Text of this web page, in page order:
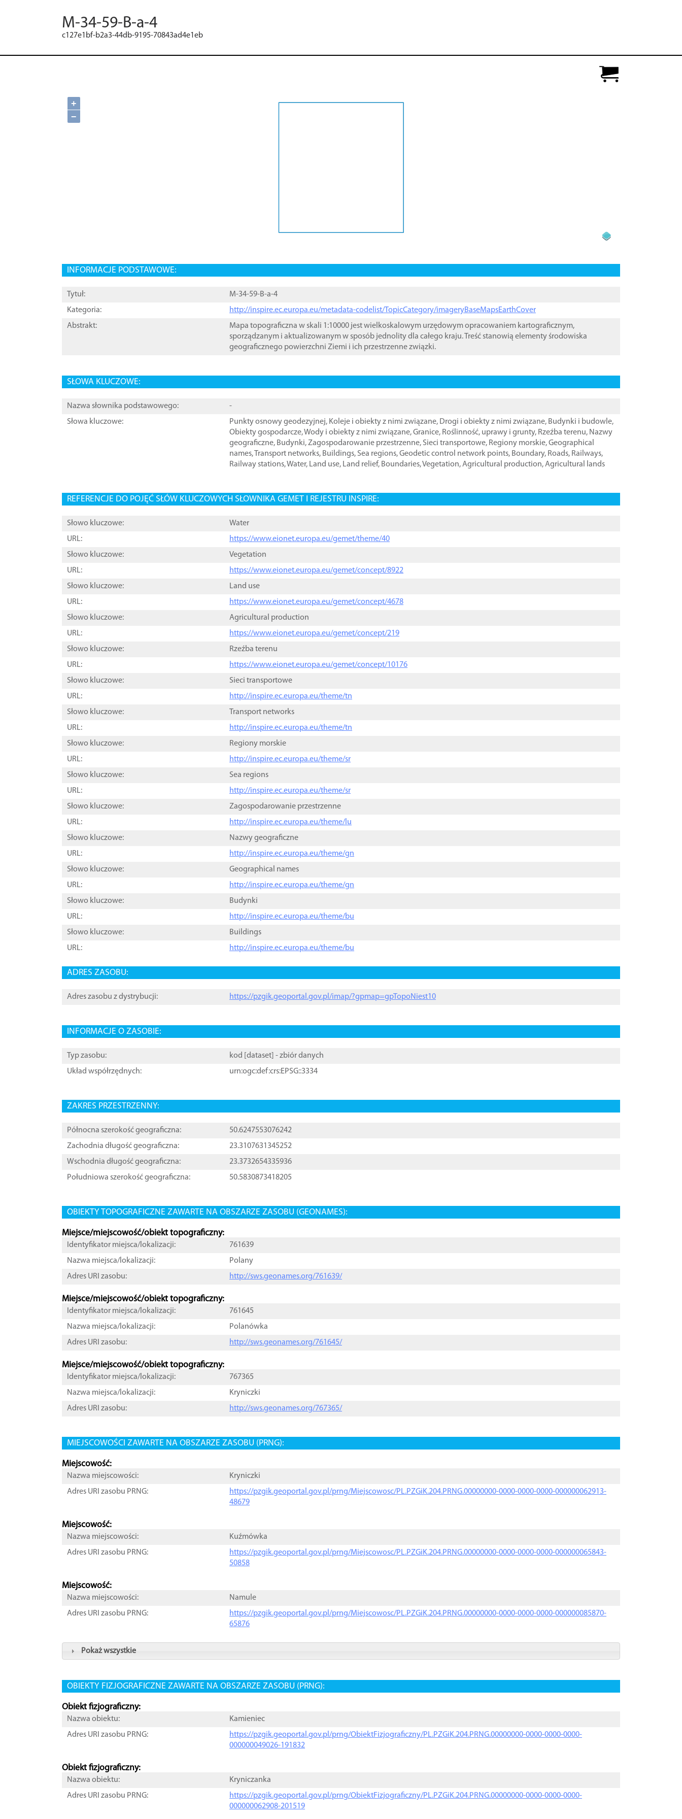
M-34-59-B-a-4
c127e1bf-b2a3-44db-9195-70843ad4e1eb
+
−
INFORMACJE PODSTAWOWE:
Tytuł:
M-34-59-B-a-4
Kategoria:
http://inspire.ec.europa.eu/metadata-codelist/TopicCategory/imageryBaseMapsEarthCover
Abstrakt:
Mapa topograficzna w skali 1:10000 jest wielkoskalowym urzędowym opracowaniem kartograficznym,
sporządzanym i aktualizowanym w sposób jednolity dla całego kraju. Treść stanowią elementy środowiska
geograficznego powierzchni Ziemi i ich przestrzenne związki.
SŁOWA KLUCZOWE:
Nazwa słownika podstawowego:
-
Słowa kluczowe:
Punkty osnowy geodezyjnej, Koleje i obiekty z nimi związane, Drogi i obiekty z nimi związane, Budynki i budowle,
Obiekty gospodarcze,Wody i obiekty z nimi związane,Granice, Roślinność, uprawy i grunty, Rzeźba terenu, Nazwy
geograficzne, Budynki,Zagospodarowanie przestrzenne, Sieci transportowe, Regiony morskie,Geographical
names,Transport networks, Buildings, Sea regions,Geodetic control network points, Boundary, Roads, Railways,
Railway stations,Water, Land use, Land relief, Boundaries,Vegetation,Agricultural production,Agricultural lands
REFERENCJE DO POJĘĆ SŁÓW KLUCZOWYCH SŁOWNIKA GEMET I REJESTRU INSPIRE:
Słowo kluczowe:
Water
URL:
https://www.eionet.europa.eu/gemet/theme/40
Słowo kluczowe:
Vegetation
URL:
https://www.eionet.europa.eu/gemet/concept/8922
Słowo kluczowe:
Land use
URL:
https://www.eionet.europa.eu/gemet/concept/4678
Słowo kluczowe:
Agricultural production
URL:
https://www.eionet.europa.eu/gemet/concept/219
Słowo kluczowe:
Rzeźba terenu
URL:
https://www.eionet.europa.eu/gemet/concept/10176
Słowo kluczowe:
Sieci transportowe
URL:
http://inspire.ec.europa.eu/theme/tn
Słowo kluczowe:
Transport networks
URL:
http://inspire.ec.europa.eu/theme/tn
Słowo kluczowe:
Regiony morskie
URL:
http://inspire.ec.europa.eu/theme/sr
Słowo kluczowe:
Sea regions
URL:
http://inspire.ec.europa.eu/theme/sr
Słowo kluczowe:
Zagospodarowanie przestrzenne
URL:
http://inspire.ec.europa.eu/theme/lu
Słowo kluczowe:
Nazwy geograficzne
URL:
http://inspire.ec.europa.eu/theme/gn
Słowo kluczowe:
Geographical names
URL:
http://inspire.ec.europa.eu/theme/gn
Słowo kluczowe:
Budynki
URL:
http://inspire.ec.europa.eu/theme/bu
Słowo kluczowe:
Buildings
URL:
http://inspire.ec.europa.eu/theme/bu
ADRES ZASOBU:
Adres zasobu z dystrybucji: https://pzgik.geoportal.gov.pl/imap/?gpmap=gpTopoNiest10
INFORMACJE O ZASOBIE:
Typ zasobu: kod [ dataset ] - zbiór danych
Układ współrzędnych:
urn:ogc:def:crs:EPSG::3334
ZAKRES PRZESTRZENNY:
Północna szerokość geograficzna:
50.6247553076242
Zachodnia długość geograficzna:
23.3107631345252
Wschodnia długość geograficzna:
23.3732654335936
Południowa szerokość geograficzna:
50.5830873418205
OBIEKTY TOPOGRAFICZNE ZAWARTE NA OBSZARZE ZASOBU (GEONAMES):
Miejsce/miejscowość/obiekt topograficzny:
Identyfikator miejsca/lokalizacji:
761639
Nazwa miejsca/lokalizacji:
Polany
Adres URI zasobu:
http://sws.geonames.org/761639/
Miejsce/miejscowość/obiekt topograficzny:
Identyfikator miejsca/lokalizacji:
761645
Nazwa miejsca/lokalizacji:
Polanówka
Adres URI zasobu:
http://sws.geonames.org/761645/
Miejsce/miejscowość/obiekt topograficzny:
Identyfikator miejsca/lokalizacji:
767365
Nazwa miejsca/lokalizacji:
Kryniczki
Adres URI zasobu:
http://sws.geonames.org/767365/
MIEJSCOWOŚCI ZAWARTE NA OBSZARZE ZASOBU (PRNG):
Miejscowość:
Nazwa miejscowości:
Kryniczki
Adres URI zasobu PRNG:
https://pzgik.geoportal.gov.pl/prng/Miejscowosc/PL.PZGiK.204.PRNG.00000000-0000-0000-0000-000000062913-
48679
Miejscowość:
Nazwa miejscowości:
Kuźmówka
Adres URI zasobu PRNG:
https://pzgik.geoportal.gov.pl/prng/Miejscowosc/PL.PZGiK.204.PRNG.00000000-0000-0000-0000-000000065843-
50858
Miejscowość:
Nazwa miejscowości:
Namule
Adres URI zasobu PRNG:
https://pzgik.geoportal.gov.pl/prng/Miejscowosc/PL.PZGiK.204.PRNG.00000000-0000-0000-0000-000000085870-
65876
Pokaż wszystkie
OBIEKTY FIZJOGRAFICZNE ZAWARTE NA OBSZARZE ZASOBU (PRNG):
Obiekt fizjograficzny:
Nazwa obiektu:
Kamieniec
Adres URI zasobu PRNG:
https://pzgik.geoportal.gov.pl/prng/ObiektFizjograficzny/PL.PZGiK.204.PRNG.00000000-0000-0000-0000-
000000049026-191832
Obiekt fizjograficzny:
Nazwa obiektu:
Kryniczanka
Adres URI zasobu PRNG:
https://pzgik.geoportal.gov.pl/prng/ObiektFizjograficzny/PL.PZGiK.204.PRNG.00000000-0000-0000-0000-
000000062908-201519